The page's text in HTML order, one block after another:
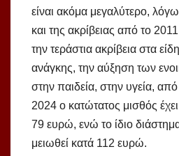
είναι ακόμα μεγαλύτερο,
και της ακρίβειας από το
την τεράστια ακρίβεια στα
ανάγκης, την αύξηση των
στην παιδεία, στην υγεία,
2024 ο κατώτατος μισθός
79 ευρώ, ενώ το ίδιο
μειωθεί κατά 112 ευρώ.